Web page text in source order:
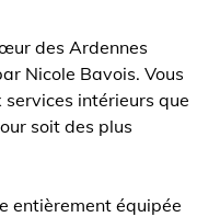
des Ardennes
Nicole Bavois. Vous
intérieurs que
soit des plus
entièrement équipée